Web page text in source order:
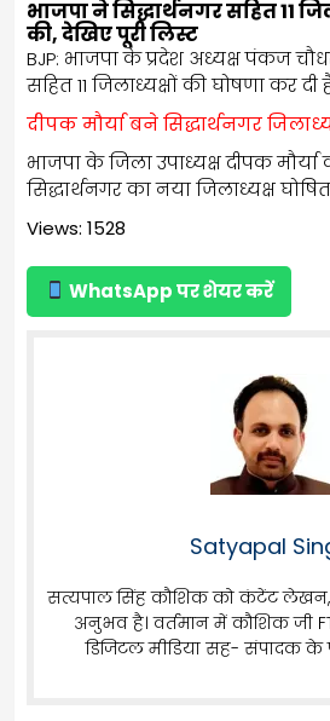
भाजपा ने सिद्धार्थनगर सहित 11
की, देखिए पूरी लिस्ट
BJP: भाजपा के प्रदेश अध्यक्ष पंकज
सहित 11 जिलाध्यक्षों की घोषणा कर दी
दीपक मौर्या बने सिद्धार्थनगर
भाजपा के जिला उपाध्यक्ष दीपक
सिद्धार्थनगर का नया जिलाध्यक्ष
Views: 1528
WhatsApp पर शेयर करें
Satyapal
सत्यपाल सिंह कौशिक को कंटेंट लेखन,
अनुभव है। वर्तमान में कौशिक जी FT
डिजिटल मीडिया सह- संपादक के